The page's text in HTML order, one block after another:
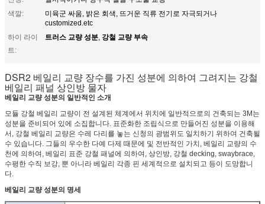
색깔:
미육군 싸움, 밝은 회색, 뜨거운 직류 전기로 자극되거나
customized.etc
하이 라이
트:
트러스 교량 성분, 강철 교량 부속
DSR2 베일리 교량 장수를 가진 성분에 의하여 그려지는 강철
베일리 패널 상인방 물자
베일리 교량 성분의 일반적인 소개
모듈 강철 베일리 교량이 전 설계된 체계에서 위치에 일반적으로의 건축되는 3M는
성분을 준비되어 있에 소집합니다. 표준화한 조립식으로 만들어진 성분을 이용해
서, 강철 베일리 교량은 수레 다리를 놓는 신청의 광범위도 일치하기 위하여 건축될
수 있습니다. 그들의 우수한 다예 다제 때문에 및 전반적인 가치, 베일리 교량의 수
천에 의하여, 베일리 표준 강철 패널에 의하여, 상인방, 강철 decking, swaybrace,
수평한 수직 보강, 뿐 아니라 베일리 각종 핀 세계적으로 설치되고 등이 도망합니
다.
베일리 교량 성분의 명세